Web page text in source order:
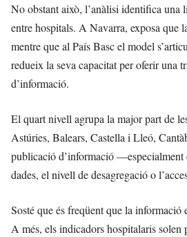
No obstant això, l’anàlisi identifica una
entre hospitals. A Navarra, exposa que
mentre que al País Basc el model
redueix la seva capacitat per oferir una
d’informació.
El quart nivell agrupa la major part de
Astúries, Balears, Castella i Lleó,
publicació d’informació —especialment
dades, el nivell de desagregació o
Sosté que és freqüent que la
A més, els indicadors hospitalaris solen